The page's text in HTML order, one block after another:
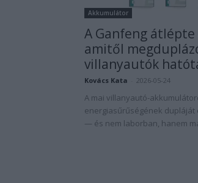
Akkumulátor
A Ganfeng
amitől
villanyautók
Kovács Kata 2026-05-24
A mai villanyautó-
energiasűrűségének dupláját
— és nem laborban, hanem